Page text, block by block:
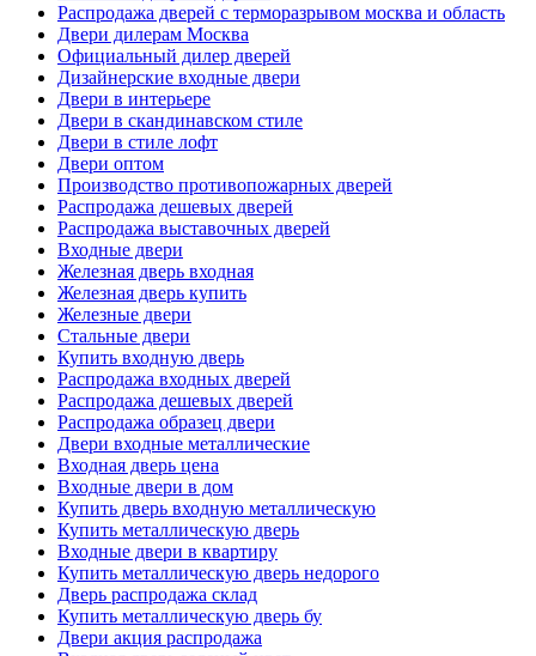
Распродажа дверей с терморазрывом москва и область
Двери дилерам Москва
Официальный дилер дверей
Дизайнерские входные двери
Двери в интерьере
Двери в скандинавском стиле
Двери в стиле лофт
Двери оптом
Производство противопожарных дверей
Распродажа дешевых дверей
Распродажа выставочных дверей
Входные двери
Железная дверь входная
Железная дверь купить
Железные двери
Стальные двери
Купить входную дверь
Распродажа входных дверей
Распродажа дешевых дверей
Распродажа образец двери
Двери входные металлические
Входная дверь цена
Входные двери в дом
Купить дверь входную металлическую
Купить металлическую дверь
Входные двери в квартиру
Купить металлическую дверь недорого
Дверь распродажа склад
Купить металлическую дверь бу
Двери акция распродажа